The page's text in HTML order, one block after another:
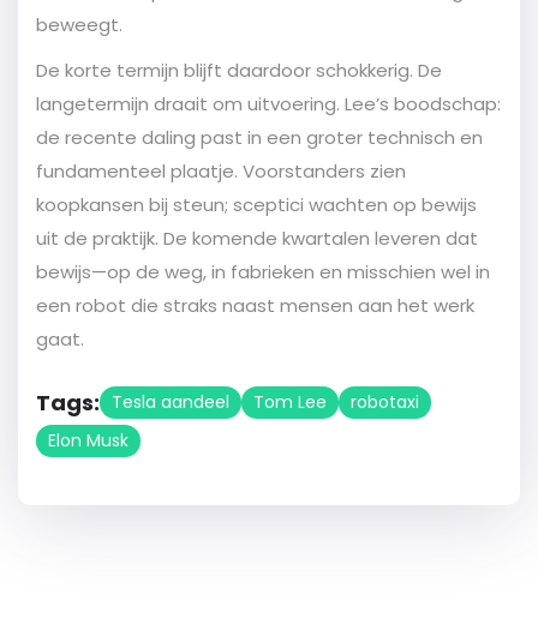
beweegt.
De korte termijn blijft daardoor schokkerig. De
langetermijn draait om uitvoering. Lee’s boodschap:
de recente daling past in een groter technisch en
fundamenteel plaatje. Voorstanders zien
koopkansen bij steun; sceptici wachten op bewijs
uit de praktijk. De komende kwartalen leveren dat
bewijs—op de weg, in fabrieken en misschien wel in
een robot die straks naast mensen aan het werk
gaat.
Tags: Tesla aandeel Tom Lee
robotaxi
Elon Musk